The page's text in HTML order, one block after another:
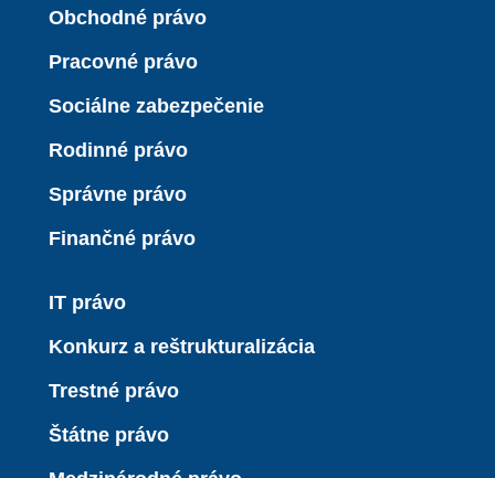
Obchodné právo
Pracovné právo
Sociálne zabezpečenie
Rodinné právo
Správne právo
Finančné právo
IT právo
Konkurz a reštrukturalizácia
Trestné právo
Štátne právo